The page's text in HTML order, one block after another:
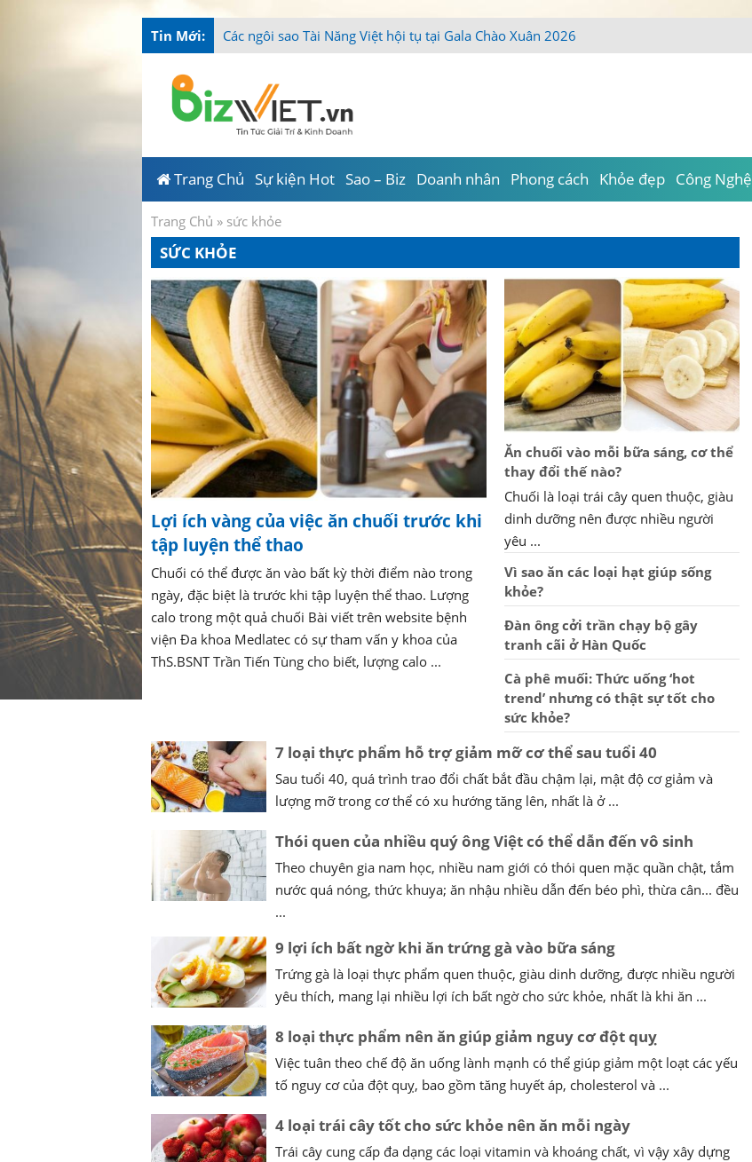
Tin Mới: -
Trang Chủ Sự kiện Hot Sao – Biz Doanh nhân Phong cách Khỏe đẹp Công Nghệ
Trang Chủ » sức khỏe
SỨC KHỎE
Lợi ích vàng của việc ăn chuối trước khi
tập luyện thể thao
Chuối có thể được ăn vào bất kỳ thời điểm nào trong
ngày, đặc biệt là trước khi tập luyện thể thao. Lượng
calo trong một quả chuối Bài viết trên website bệnh
viện Đa khoa Medlatec có sự tham vấn y khoa của
ThS.BSNT Trần Tiến Tùng cho biết, lượng calo ...
Ăn chuối vào mỗi bữa sáng, cơ thể
thay đổi thế nào?
Chuối là loại trái cây quen thuộc, giàu
dinh dưỡng nên được nhiều người
yêu ...
Vì sao ăn các loại hạt giúp sống
khỏe?
Đàn ông cởi trần chạy bộ gây
tranh cãi ở Hàn Quốc
Cà phê muối: Thức uống ‘hot
trend’ nhưng có thật sự tốt cho
sức khỏe?
7 loại thực phẩm hỗ trợ giảm mỡ cơ thể sau tuổi 40
Sau tuổi 40, quá trình trao đổi chất bắt đầu chậm lại, mật độ cơ giảm và
lượng mỡ trong cơ thể có xu hướng tăng lên, nhất là ở ...
Thói quen của nhiều quý ông Việt có thể dẫn đến vô sinh
Theo chuyên gia nam học, nhiều nam giới có thói quen mặc quần chật, tắm
nước quá nóng, thức khuya; ăn nhậu nhiều dẫn đến béo phì, thừa cân... đều
...
9 lợi ích bất ngờ khi ăn trứng gà vào bữa sáng
Trứng gà là loại thực phẩm quen thuộc, giàu dinh dưỡng, được nhiều người
yêu thích, mang lại nhiều lợi ích bất ngờ cho sức khỏe, nhất là khi ăn ...
8 loại thực phẩm nên ăn giúp giảm nguy cơ đột quỵ
Việc tuân theo chế độ ăn uống lành mạnh có thể giúp giảm một loạt các yếu
tố nguy cơ của đột quỵ, bao gồm tăng huyết áp, cholesterol và ...
4 loại trái cây tốt cho sức khỏe nên ăn mỗi ngày
Trái cây cung cấp đa dạng các loại vitamin và khoáng chất, vì vậy xây dựng